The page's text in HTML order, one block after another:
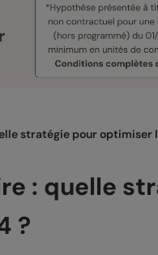
stratégie pour optimiser
: quelle
?